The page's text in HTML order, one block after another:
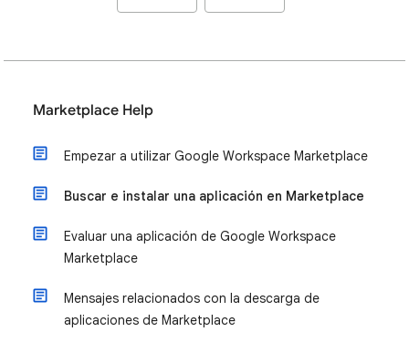
Marketplace Help
Empezar a utilizar Google Workspace Marketplace
Buscar e instalar una aplicación en Marketplace
Evaluar una aplicación de Google Workspace
Marketplace
Mensajes relacionados con la descarga de
aplicaciones de Marketplace